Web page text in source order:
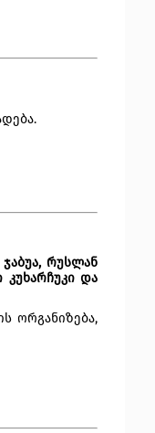
რუსლან
კუხარჩუკი და
ორგანიზება,